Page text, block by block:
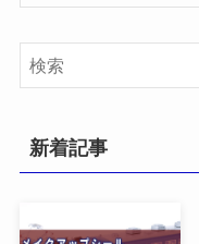
新着記事